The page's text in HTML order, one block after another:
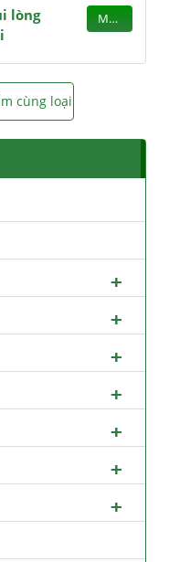
lòng
MUA
cùng loại